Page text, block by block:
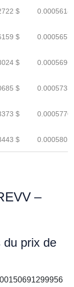
$
$
$
$
$
$
–
du prix de